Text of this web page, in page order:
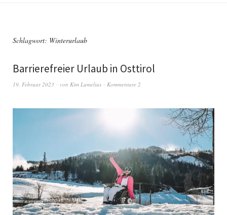
Schlagwort: Winterurlaub
Barrierefreier Urlaub in Osttirol
19. Februar 2023 von Kim Lumelius Kommentare 2